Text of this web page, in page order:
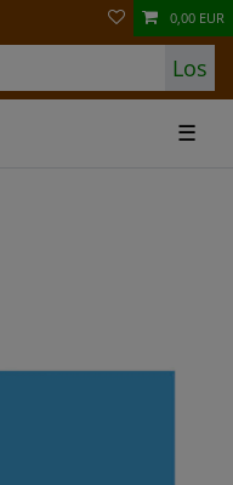
Los
0,00 EUR
☰